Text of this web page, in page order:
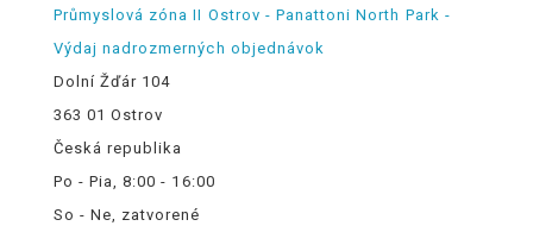
Průmyslová zóna II Ostrov - Panattoni North Park -
Výdaj nadrozmerných objednávok
Dolní Žďár 104
363 01 Ostrov
Česká republika
Po - Pia, 8:00 - 16:00
So - Ne, zatvorené